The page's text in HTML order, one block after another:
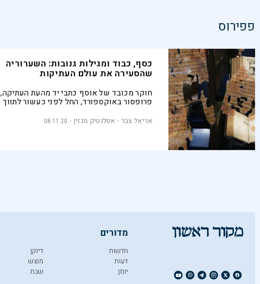
פפירוס
כסף, כבוד ומגילות גנובות: השערוריה
שהסעירה את עולם העתיקות
חוקר מכובד של אוסף כתבי יד מהעת העתיקה,
פרופסור באוקספורד, החל לפני כעשור לתווך
ששכרה משפחה אמריקנית עשירה. שיתוף
הפעולה הניב ממצאים מדהימים, מקטעים
אריאל צבר - אטלנטיק מגזין 08.11.20
מדורים
חדשות
דעות
יומן
דיוקן
מוצש
שבת